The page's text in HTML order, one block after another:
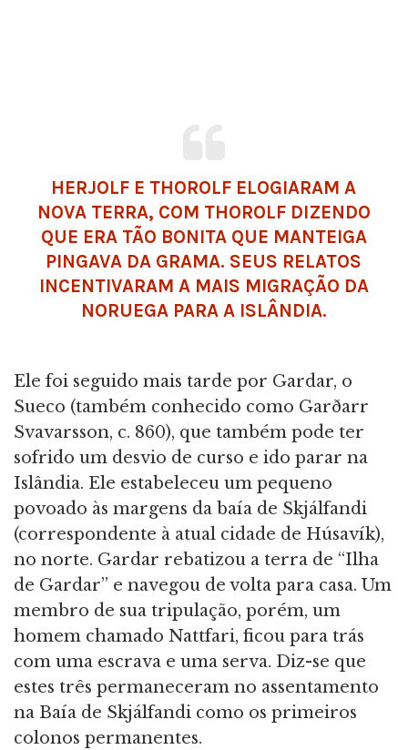
HERJOLF E THOROLF ELOGIARAM A
NOVA TERRA, COM THOROLF DIZENDO
QUE ERA TÃO BONITA QUE MANTEIGA
PINGAVA DA GRAMA. SEUS RELATOS
INCENTIVARAM A MAIS MIGRAÇÃO DA
NORUEGA PARA A ISLÂNDIA.
Ele foi seguido mais tarde por Gardar, o
Sueco (também conhecido como Garðarr
Svavarsson, c. 860), que também pode ter
sofrido um desvio de curso e ido parar na
Islândia. Ele estabeleceu um pequeno
povoado às margens da baía de Skjálfandi
(correspondente à atual cidade de Húsavík),
no norte. Gardar rebatizou a terra de “Ilha
de Gardar” e navegou de volta para casa. Um
membro de sua tripulação, porém, um
homem chamado Nattfari, ficou para trás
com uma escrava e uma serva. Diz-se que
estes três permaneceram no assentamento
na Baía de Skjálfandi como os primeiros
colonos permanentes.